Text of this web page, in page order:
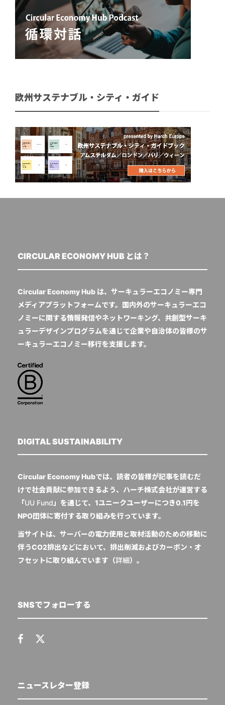
欧州サステナブル・シティ・ガイド
CIRCULAR ECONOMY HUB とは？
Circular Economy Hub は、サーキュラーエコノミー専門
メディアプラットフォームです。国内外のサーキュラーエコ
ノミーに関する情報発信やネットワーキング、共創型サーキ
ュラーデザインプログラムを通じて企業や自治体の皆様のサ
ーキュラーエコノミー移行を支援します。
DIGITAL SUSTAINABILITY
Circular Economy Hubでは、読者の皆様が記事を読むだ
けで社会貢献に参加できるよう、ハーチ株式会社が運営する
「UU Fund 」を通じて、1ユニークユーザーにつき0.1円を
NPO団体に寄付する取り組みを行っています。
当サイトは、サーバーの電力使用と取材活動のための移動に
伴うCO2排出などにおいて、排出削減およびカーボン・オ
フセットに取り組んでいます（詳細）。
SNSでフォローする
ニュースレター登録